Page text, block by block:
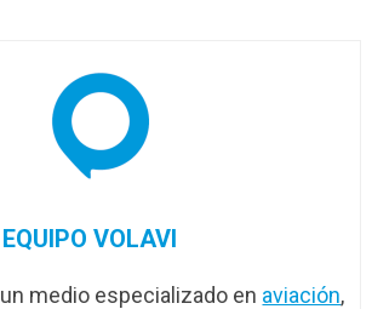
EQUIPO VOLAVI
un medio especializado en aviación,